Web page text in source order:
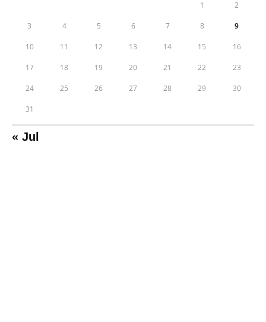
1 2
3 4 5 6 7 8 9
10 11 12 13 14 15 16
17 18 19 20 21 22 23
24 25 26 27 28 29 30
31
« Jul